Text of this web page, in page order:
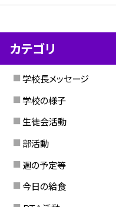
カテゴリ
学校長メッセージ
学校の様子
生徒会活動
部活動
週の予定等
今日の給食